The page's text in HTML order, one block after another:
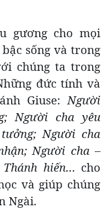
gương cho mọi
sống và trong
chúng ta trong
đức tính và
Giuse:Người
; Người cha yêu
; Người cha
; Người cha –
hiến… cho
và giúp chúng
Ngài.